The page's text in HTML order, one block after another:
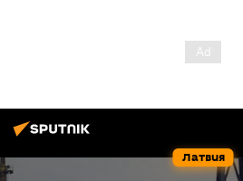
Латвия